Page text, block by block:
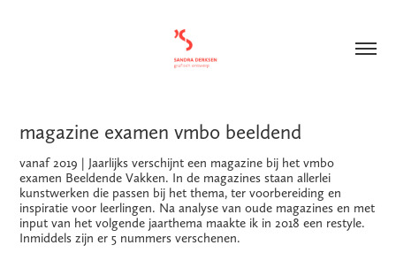
magazine examen vmbo beeldend
vanaf 2019 | Jaarlijks verschijnt een magazine bij het vmbo
examen Beeldende Vakken. In de magazines staan allerlei
kunstwerken die passen bij het thema, ter voorbereiding en
inspiratie voor leerlingen. Na analyse van oude magazines en met
input van het volgende jaarthema maakte ik in 2018 een restyle.
Inmiddels zijn er 5 nummers verschenen.